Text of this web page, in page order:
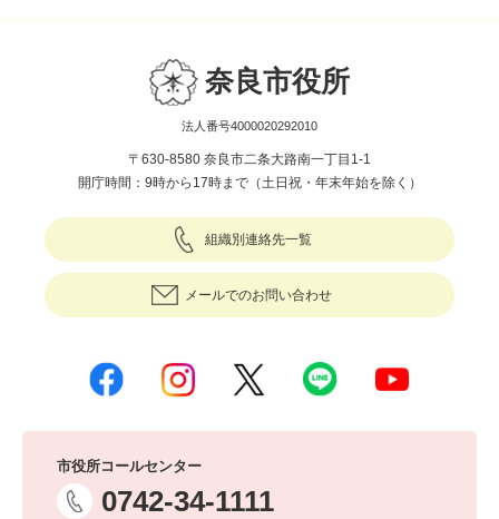
奈良市役所
法人番号4000020292010
〒630-8580 奈良市二条大路南一丁目1-1
開庁時間：9時から17時まで（土日祝・年末年始を除く）
組織別連絡先一覧
メールでのお問い合わせ
市役所コールセンター
0742-34-1111